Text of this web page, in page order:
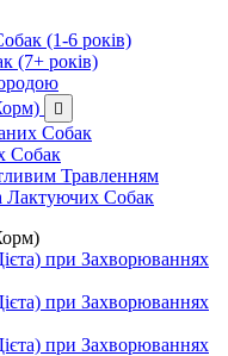
(1-6 років)
(7+ років)

Собак
Собак
Травленням
Лактуючих Собак
при Захворюваннях
при Захворюваннях
при Захворюваннях